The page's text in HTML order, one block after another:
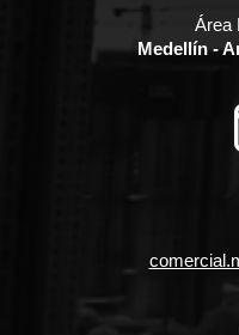
Área
Medellín -